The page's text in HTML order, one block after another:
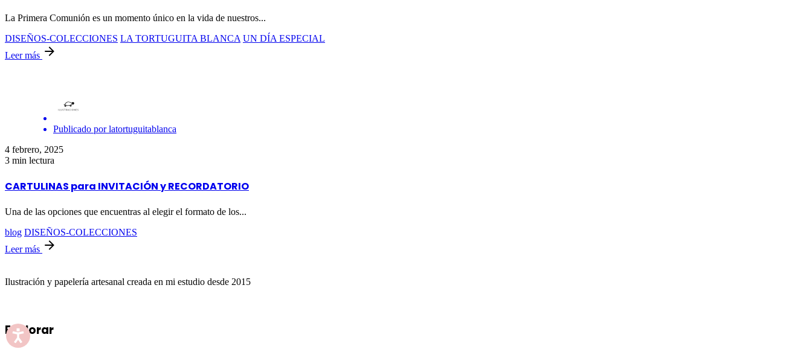
La Primera Comunión es un momento único en la vida de nuestros...
DISEÑOS-COLECCIONES LA TORTUGUITA BLANCA UN DÍA ESPECIAL
Leer más
Publicado por latortuguitablanca
4 febrero, 2025
3 min lectura
CARTULINAS para INVITACIÓN y RECORDATORIO
Una de las opciones que encuentras al elegir el formato de los...
blog DISEÑOS-COLECCIONES
Leer más
Ilustración y papelería artesanal creada en mi estudio desde 2015
Explorar